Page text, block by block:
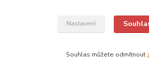
zelená maska "Kachina"
Nastavení
Souhlas můžete odmítnout